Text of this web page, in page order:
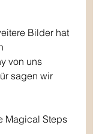
Bilder hat
von uns
sagen wir
Magical Steps